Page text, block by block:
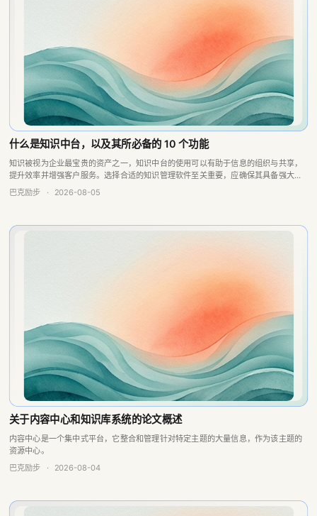
什么是知识中台，以及其所必备的 10 个功能
知识被视为企业最宝贵的资产之一，知识中台的使用可以有助于信息的组织与共享，
提升效率并增强客户服务。选择合适的知识管理软件至关重要，应确保其具备强大的
搜索引擎、问答引擎以及报告分析和反馈功能，这些特点将提升团队的协作与生产
力，从而实现更...
巴克励步 · 2026-08-05
关于内容中心和知识库系统的论文概述
内容中心是一个集中式平台，它整合和管理针对特定主题的大量信息，作为该主题的
资源中心。
巴克励步 · 2026-08-04